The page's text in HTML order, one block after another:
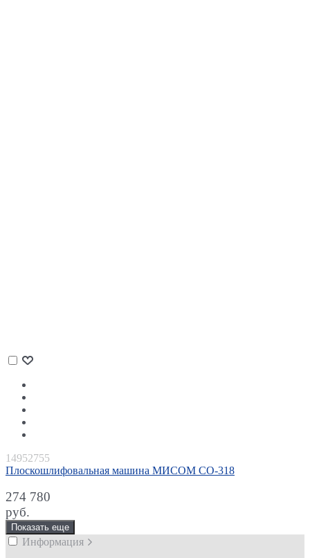
14952755
Плоскошлифовальная машина МИСОМ СО-318
274 780
руб.
Показать еще
Информация